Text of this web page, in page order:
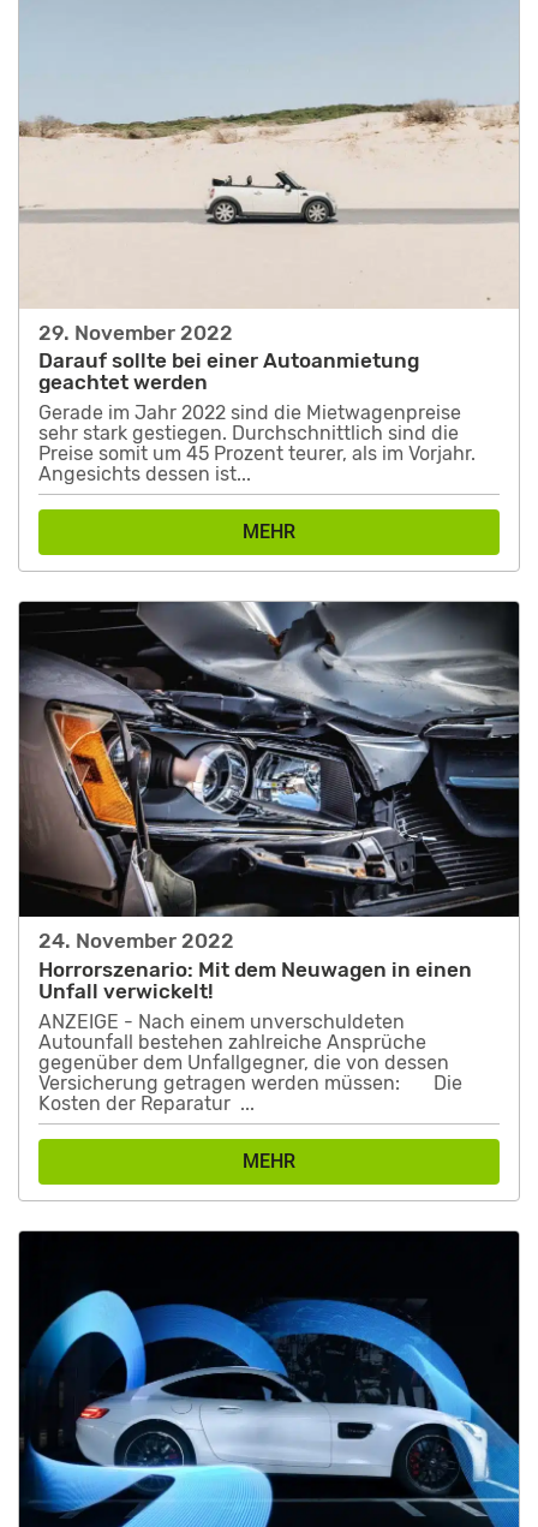
29. November 2022
Darauf sollte bei einer Autoanmietung
geachtet werden
Gerade im Jahr 2022 sind die Mietwagenpreise
sehr stark gestiegen. Durchschnittlich sind die
Preise somit um 45 Prozent teurer, als im Vorjahr.
Angesichts dessen ist...
MEHR
24. November 2022
Horrorszenario: Mit dem Neuwagen in einen
Unfall verwickelt!
ANZEIGE - Nach einem unverschuldeten
Autounfall bestehen zahlreiche Ansprüche
gegenüber dem Unfallgegner, die von dessen
Versicherung getragen werden müssen: Die
Kosten der Reparatur ...
MEHR